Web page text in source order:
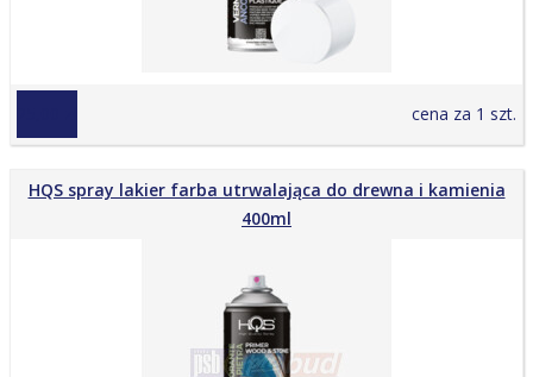
cena za 1 szt.
HQS spray lakier farba utrwalająca do drewna i kamienia
400ml